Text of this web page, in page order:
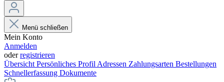
Menü schließen
Mein Konto
Anmelden
oderregistrieren
Übersicht Persönliches Profil Adressen Zahlungsarten Bestellungen
Schnellerfassung Dokumente